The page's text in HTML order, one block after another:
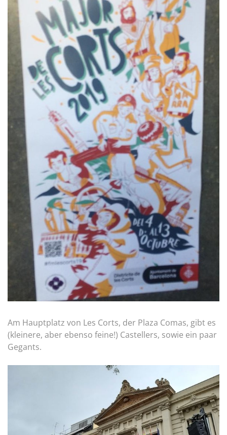
Am Hauptplatz von Les Corts, der Plaza Comas, gibt es
(kleinere, aber ebenso feine!) Castellers, sowie ein paar
Gegants.